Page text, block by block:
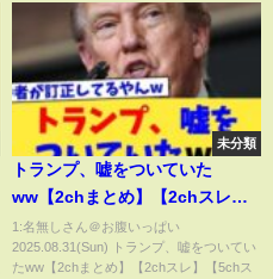
未分類
トランプ、嘘をついていた
ww【2chまとめ】【2chスレ】
【5chスレ】
1:名無しさん＠お腹いっぱい
2025.08.31(Sun) トランプ、嘘をついてい
たww【2chまとめ】【2chスレ】【5chス